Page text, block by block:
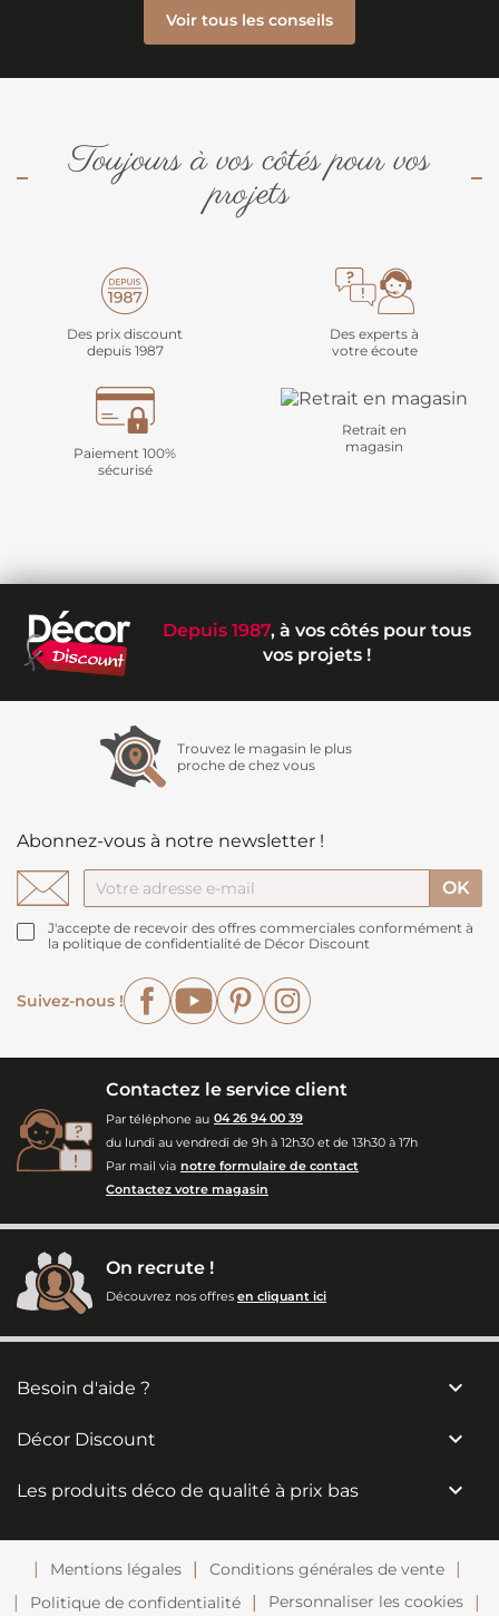
Voir tous les conseils
Toujours à vos côtés pour vos
projets
Des prix discount
depuis 1987
Des experts à
votre écoute
Paiement 100%
sécurisé
Retrait en
magasin
Depuis 1987, à vos côtés pour tous
vos projets !
Trouvez le magasin le plus
proche de chez vous
Abonnez-vous à notre newsletter !
J'accepte de recevoir des offres commerciales conformément à
la politique de confidentialité de Décor Discount
Suivez-nous !
FacebookYouTubePinterest
Contactez le service client
Par téléphone au 04 26 94 00 39
du lundi au vendredi de 9h à 12h30 et de 13h30 à 17h
Par mail via notre formulaire de contact
Contactez votre magasin
On recrute !
Découvrez nos offres en cliquant ici
Besoin d'aide ? 
Décor Discount 
Les produits déco de qualité à prix bas 
Mentions légales
Conditions générales de vente
Politique de confidentialité
Personnaliser les cookies